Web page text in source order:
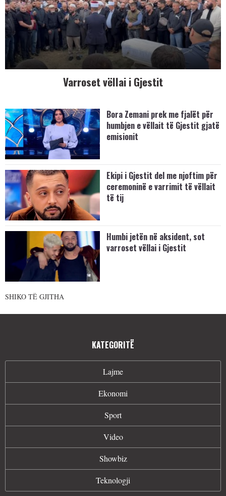
Varroset vëllai i Gjestit
Bora Zemani prek me fjalët për
humbjen e vëllait të Gjestit gjatë
emisionit
Ekipi i Gjestit del me njoftim për
ceremoninë e varrimit të vëllait
të tij
Humbi jetën në aksident, sot
varroset vëllai i Gjestit
SHIKO TË GJITHA
KATEGORITË
Lajme
Ekonomi
Sport
Video
Showbiz
Teknologji